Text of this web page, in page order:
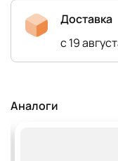
Доставка
с 19
Аналоги